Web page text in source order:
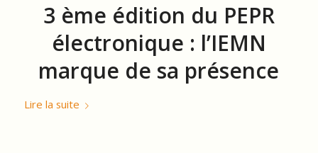
3 ème édition du PEPR
électronique : l’IEMN
marque de sa présence
Lire la suite